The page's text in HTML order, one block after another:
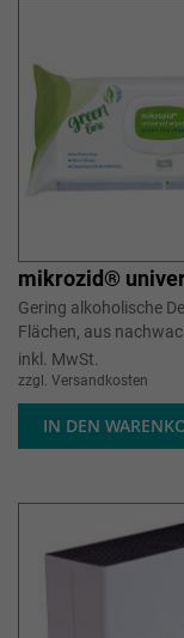
mikrozid®
Gering alkoholische
Flächen, aus
100% plastikf...
inkl. MwSt.
zzgl. Versandkosten
IN DEN